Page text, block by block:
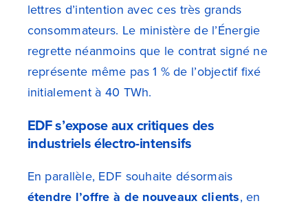
lettres d’intention avec ces très grands
consommateurs. Le ministère de l’Énergie
regrette néanmoins que le contrat signé ne
représente même pas 1 % de l’objectif fixé
initialement à 40 TWh.
EDF s’expose aux critiques des
industriels électro-intensifs
En parallèle, EDF souhaite désormais
étendre l’offre à de nouveaux clients, en